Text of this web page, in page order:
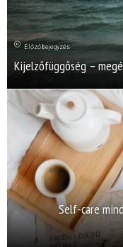
Előző bejegyzés
Kijelzőfüggőség –
Self-care